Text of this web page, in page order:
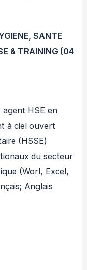
SANTE
& TRAINING (04
agent HSE en
à ciel ouvert
(HSSE)
du secteur
(Worl, Excel,
Anglais